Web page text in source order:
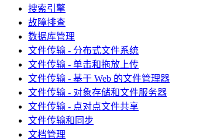
搜索引擎
故障排查
数据库管理
文件传输 - 分布式文件系统
文件传输 - 单击和拖放上传
文件传输 - 基于 Web 的文件管理器
文件传输 - 对象存储和文件服务器
文件传输 - 点对点文件共享
文件传输和同步
文档管理